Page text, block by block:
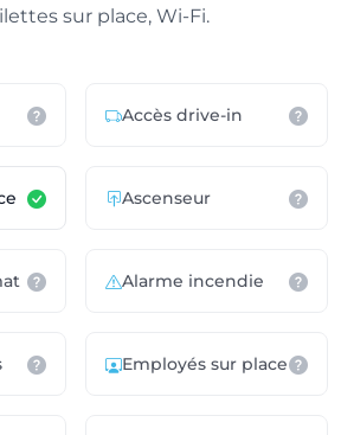
sur place, Wi-Fi.
Accès drive-in
Ascenseur
Alarme incendie
Employés sur place